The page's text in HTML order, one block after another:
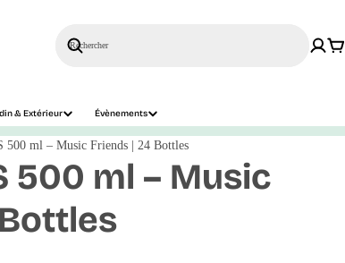
& Extérieur Évènements
Rechercher
500 ml – Music Friends | 24 Bottles
500 ml – Music